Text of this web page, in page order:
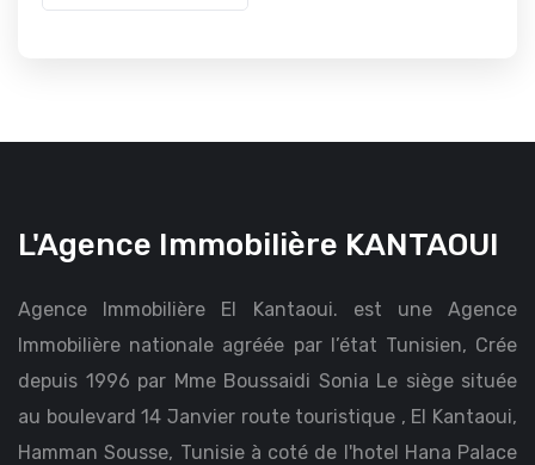
L'Agence Immobilière KANTAOUI
Agence Immobilière El Kantaoui. est une Agence
Immobilière nationale agréée par l’état Tunisien, Crée
depuis 1996 par Mme Boussaidi Sonia Le siège située
au boulevard 14 Janvier route touristique , El Kantaoui,
Hamman Sousse, Tunisie à coté de l'hotel Hana Palace